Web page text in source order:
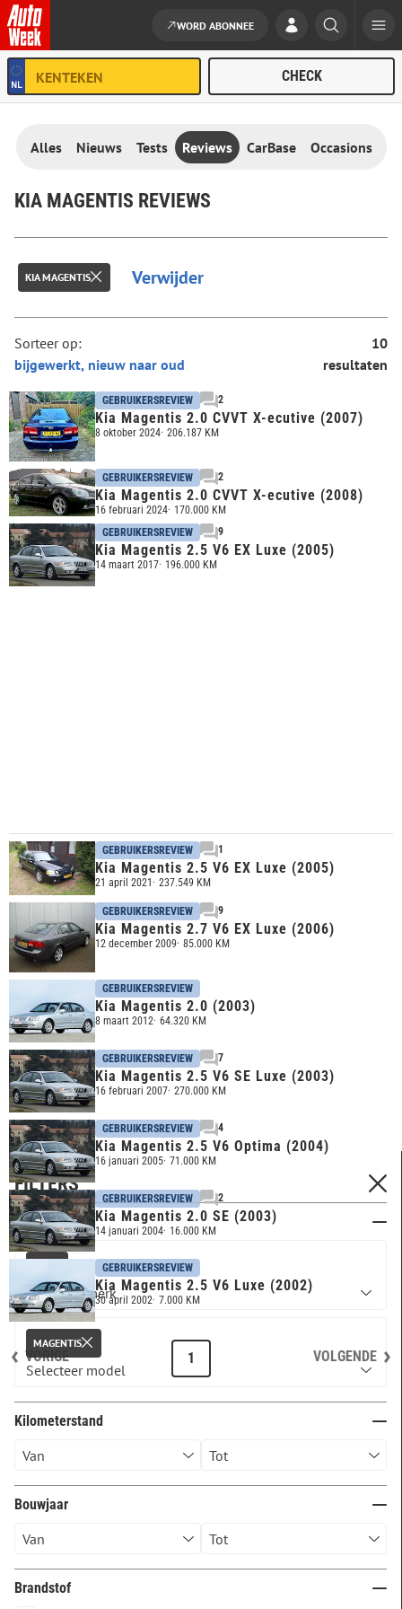
Ga naar de inhoud
WORD ABONNEE
Alles Nieuws Tests Reviews CarBase Occasions
FILTERS
Merk & model
MAGENTIS
Kilometerstand
Bouwjaar
Brandstof
KIA MAGENTIS REVIEWS
KIA MAGENTIS Verwijder
Sorteer op:
10
resultaten
GEBRUIKERSREVIEW 2
Kia Magentis 2.0 CVVT X-ecutive (2007)
8 oktober 2024 206.187 KM
GEBRUIKERSREVIEW 2
Kia Magentis 2.0 CVVT X-ecutive (2008)
16 februari 2024 170.000 KM
GEBRUIKERSREVIEW
9
Kia Magentis 2.5 V6 EX Luxe (2005)
14 maart 2017 196.000 KM
GEBRUIKERSREVIEW 1
Kia Magentis 2.5 V6 EX Luxe (2005)
21 april 2021 237.549 KM
GEBRUIKERSREVIEW 9
Kia Magentis 2.7 V6 EX Luxe (2006)
12 december 2009 85.000 KM
GEBRUIKERSREVIEW
Kia Magentis 2.0 (2003)
8 maart 2012 64.320 KM
GEBRUIKERSREVIEW 7
Kia Magentis 2.5 V6 SE Luxe (2003)
16 februari 2007 270.000 KM
GEBRUIKERSREVIEW 4
Kia Magentis 2.5 V6 Optima (2004)
16 januari 2005 71.000 KM
GEBRUIKERSREVIEW 2
Kia Magentis 2.0 SE (2003)
14 januari 2004 16.000 KM
GEBRUIKERSREVIEW
Kia Magentis 2.5 V6 Luxe (2002)
30 april 2002 7.000 KM
VORIGE VOLGENDE
1